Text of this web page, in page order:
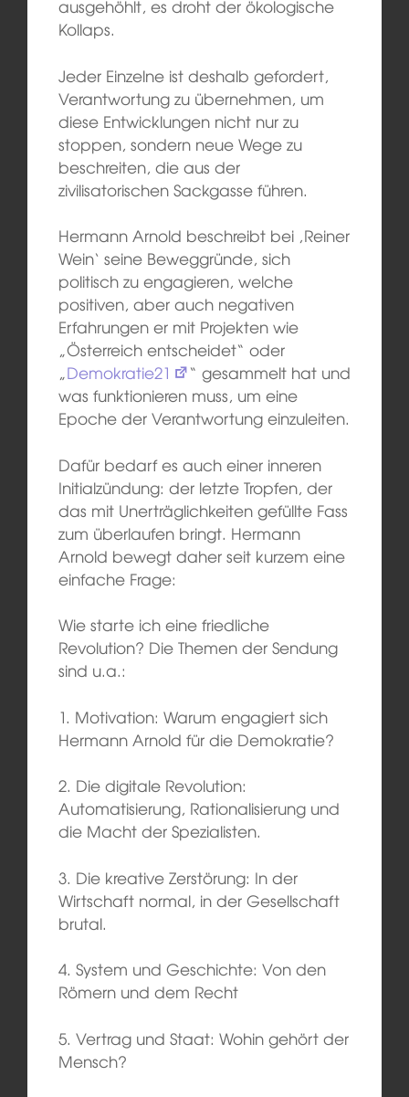
ausgehöhlt, es droht der ökologische
Kollaps.
Jeder Einzelne ist deshalb gefordert,
Verantwortung zu übernehmen, um
diese Entwicklungen nicht nur zu
stoppen, sondern neue Wege zu
beschreiten, die aus der
zivilisatorischen Sackgasse führen.
Hermann Arnold beschreibt bei ‚Reiner
Wein‘ seine Beweggründe, sich
politisch zu engagieren, welche
positiven, aber auch negativen
Erfahrungen er mit Projekten wie
„Österreich entscheidet“ oder
„Demokratie21
“ gesammelt hat und
was funktionieren muss, um eine
Epoche der Verantwortung einzuleiten.
Dafür bedarf es auch einer inneren
Initialzündung: der letzte Tropfen, der
das mit Unerträglichkeiten gefüllte Fass
zum überlaufen bringt. Hermann
Arnold bewegt daher seit kurzem eine
einfache Frage:
Wie starte ich eine friedliche
Revolution? Die Themen der Sendung
sind u.a.:
1. Motivation: Warum engagiert sich
Hermann Arnold für die Demokratie?
2. Die digitale Revolution:
Automatisierung, Rationalisierung und
die Macht der Spezialisten.
3. Die kreative Zerstörung: In der
Wirtschaft normal, in der Gesellschaft
brutal.
4. System und Geschichte: Von den
Römern und dem Recht
5. Vertrag und Staat: Wohin gehört der
Mensch?